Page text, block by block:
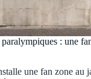
: une
une fan zone au